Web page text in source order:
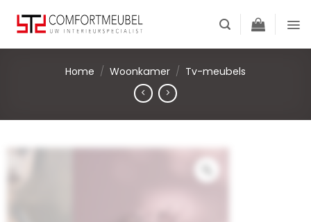
content
Home / Woonkamer / Tv-meubels